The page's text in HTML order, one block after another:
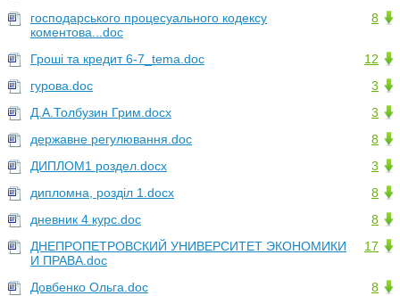
8
господарського процесуального кодексу
коментова...doc
12
Гроші та кредит 6-7_tema.doc
3
гурова.doc
3
Д.А.Толбузин Грим.docx
8
державне регулювання.doc
3
ДИПЛОМ1 роздел.docx
8
дипломна, розділ 1.docx
8
дневник 4 курс.doc
17
ДНЕПРОПЕТРОВСКИЙ УНИВЕРСИТЕТ ЭКОНОМИКИ
И ПРАВА.doc
8
Довбенко Ольга.doc